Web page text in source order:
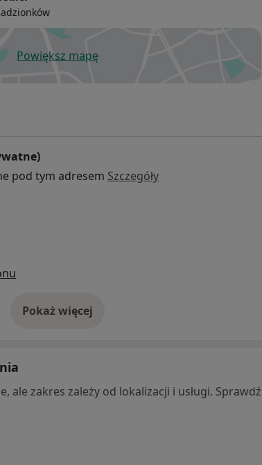
Powiększ mapęotwiera się w nowej karcie
pod tym adresem Szczegóły
Pokaż więcej
o adresie
ale zakres zależy od lokalizacji i usługi. Sprawdź